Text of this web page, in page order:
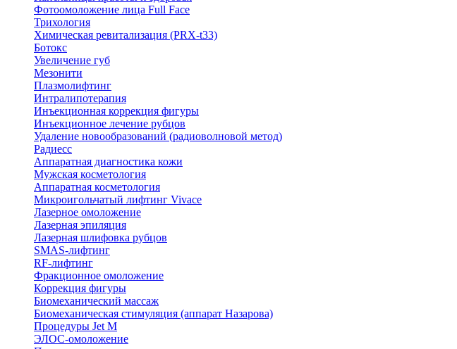
Фотоомоложение лица Full Face
Трихология
Химическая ревитализация (PRX-t33)
Ботокс
Увеличение губ
Мезонити
Плазмолифтинг
Интралипотерапия
Инъекционная коррекция фигуры
Инъекционное лечение рубцов
Удаление новообразований (радиоволновой метод)
Радиесс
Аппаратная диагностика кожи
Мужская косметология
Аппаратная косметология
Микроигольчатый лифтинг Vivace
Лазерное омоложение
Лазерная эпиляция
Лазерная шлифовка рубцов
SMAS-лифтинг
RF-лифтинг
Фракционное омоложение
Коррекция фигуры
Биомеханический массаж
Биомеханическая стимуляция (аппарат Назарова)
Процедуры Jet M
ЭЛОС-омоложение